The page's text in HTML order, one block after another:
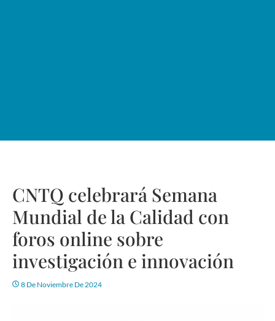
CNTQ celebrará Semana
Mundial de la Calidad con
foros online sobre
investigación e innovación
8 De Noviembre De 2024